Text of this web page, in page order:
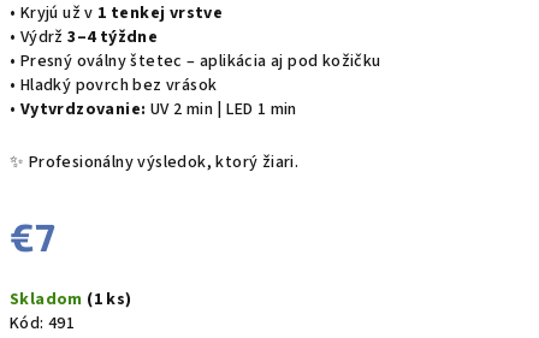
• Kryjú už v 1 tenkej vrstve
• Výdrž3–4 týždne
• Presný oválny štetec – aplikácia aj pod kožičku
• Hladký povrch bez vrások
• Vytvrdzovanie: UV 2 min | LED 1 min
✨ Profesionálny výsledok, ktorý žiari.
€7
cena:
Skladom (1 ks)
Kód: 491